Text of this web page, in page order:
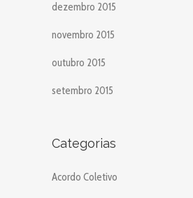
dezembro 2015
novembro 2015
outubro 2015
setembro 2015
Categorias
Acordo Coletivo